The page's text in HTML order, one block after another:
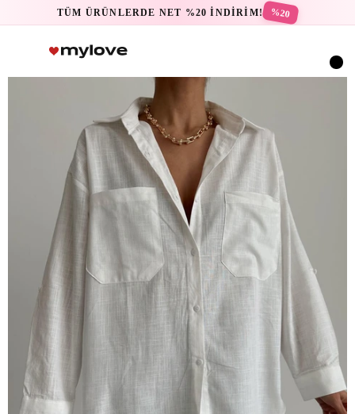
TÜM ÜRÜNLERDE NET %20 İNDİRİM! %20